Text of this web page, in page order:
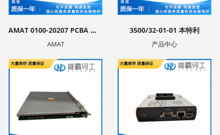
AMAT 0100-20207 PCBA 控制电路板
AMAT
3500/32-01-01 本特利
产品中心